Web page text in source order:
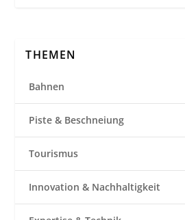
THEMEN
Bahnen
Piste & Beschneiung
Tourismus
Innovation & Nachhaltigkeit